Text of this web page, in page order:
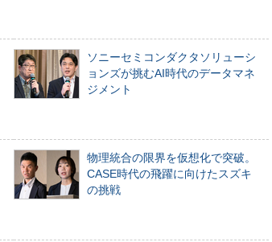
ソニーセミコンダクタソリューシ
ョンズが挑むAI時代のデータマネ
ジメント
物理統合の限界を仮想化で突破。
CASE時代の飛躍に向けたスズキ
の挑戦